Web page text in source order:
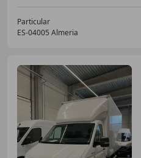
Particular
ES-04005 Almeria